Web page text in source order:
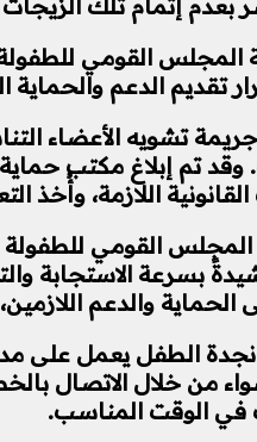
بعدم إتمام تلك
القومي
تقديم الدعم والحماية
وقد تم إبلاغ مكتب
اللازمة، وأُخذ
القومي للطفولة
بسرعة الاستجابة
والدعم
في الوقت المناسب.